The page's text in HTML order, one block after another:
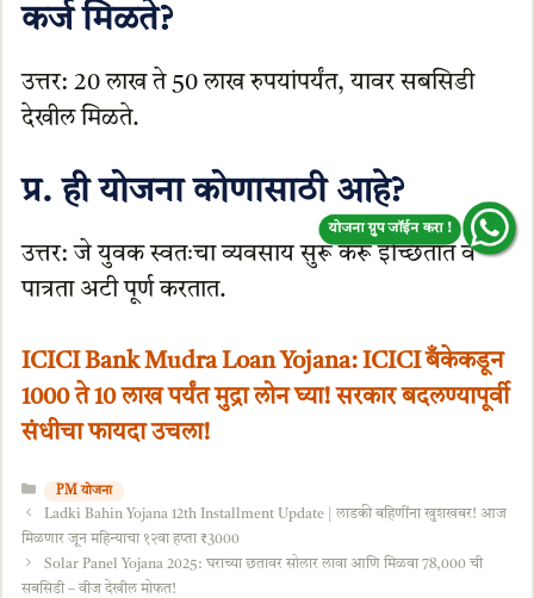
कर्ज मिळते?
उत्तर: 20 लाख ते 50 लाख रुपयांपर्यंत, यावर सबसिडी
देखील मिळते.
प्र. ही योजना कोणासाठी आहे?
उत्तर: जे युवक स्वतःचा व्यवसाय सुरू करू इच्छितात व
पात्रता अटी पूर्ण करतात.
ICICI Bank Mudra Loan Yojana: ICICI बँकेकडून
1000 ते 10 लाख पर्यंत मुद्रा लोन घ्या! सरकार बदलण्यापूर्वी
संधीचा फायदा उचला!
Categories
PM योजना
Ladki Bahin Yojana 12th Installment Update | लाडकी बहिणींना खुशखबर! आज
मिळणार जून महिन्याचा १२वा हप्ता ₹3000
Solar Panel Yojana 2025: घराच्या छतावर सोलार लावा आणि मिळवा 78,000 ची
सबसिडी – वीज देखील मोफत!
योजना ग्रुप जॉईन करा !